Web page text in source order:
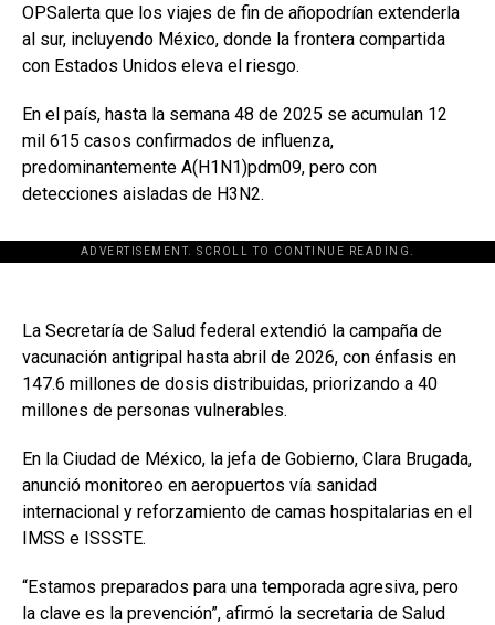
OPSalerta que los viajes de fin de añopodrían extenderla
al sur, incluyendo México, donde la frontera compartida
con Estados Unidos eleva el riesgo.
En el país, hasta la semana 48 de 2025 se acumulan 12
mil 615 casos confirmados de influenza,
predominantemente A(H1N1)pdm09, pero con
detecciones aisladas de H3N2.
ADVERTISEMENT. SCROLL TO CONTINUE READING.
La Secretaría de Salud federal extendió la campaña de
vacunación antigripal hasta abril de 2026, con énfasis en
147.6 millones de dosis distribuidas, priorizando a 40
millones de personas vulnerables.
En la Ciudad de México, la jefa de Gobierno, Clara Brugada,
anunció monitoreo en aeropuertos vía sanidad
internacional y reforzamiento de camas hospitalarias en el
IMSS e ISSSTE.
“Estamos preparados para una temporada agresiva, pero
la clave es la prevención”, afirmó la secretaria de Salud